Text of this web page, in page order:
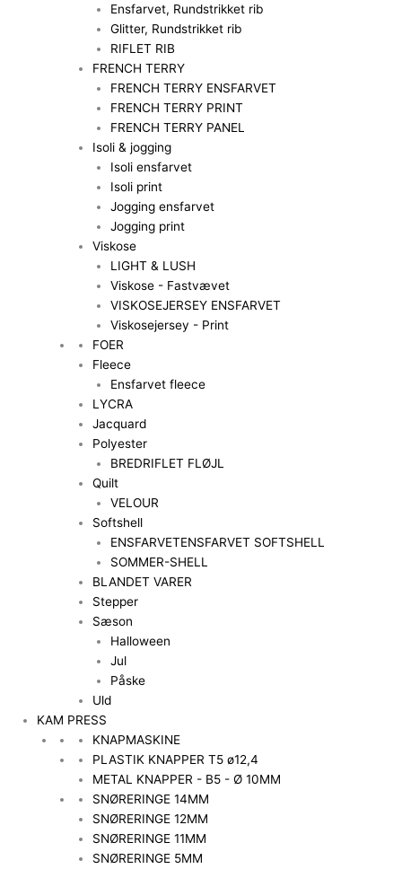
Ensfarvet, Rundstrikket rib
Glitter, Rundstrikket rib
RIFLET RIB
FRENCH TERRY
FRENCH TERRY ENSFARVET
FRENCH TERRY PRINT
FRENCH TERRY PANEL
Isoli & jogging
Isoli ensfarvet
Isoli print
Jogging ensfarvet
Jogging print
Viskose
LIGHT & LUSH
Viskose - Fastvævet
VISKOSEJERSEY ENSFARVET
Viskosejersey - Print
FOER
Fleece
Ensfarvet fleece
LYCRA
Jacquard
Polyester
BREDRIFLET FLØJL
Quilt
VELOUR
Softshell
ENSFARVETENSFARVET SOFTSHELL
SOMMER-SHELL
BLANDET VARER
Stepper
Sæson
Halloween
Jul
Påske
Uld
KAM PRESS
KNAPMASKINE
PLASTIK KNAPPER T5 ø12,4
METAL KNAPPER - B5 - Ø 10MM
SNØRERINGE 14MM
SNØRERINGE 12MM
SNØRERINGE 11MM
SNØRERINGE 5MM